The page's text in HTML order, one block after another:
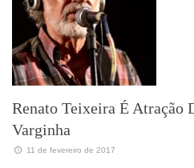
Renato Teixeira É Atração
Varginha
11 de fevereiro de 2017